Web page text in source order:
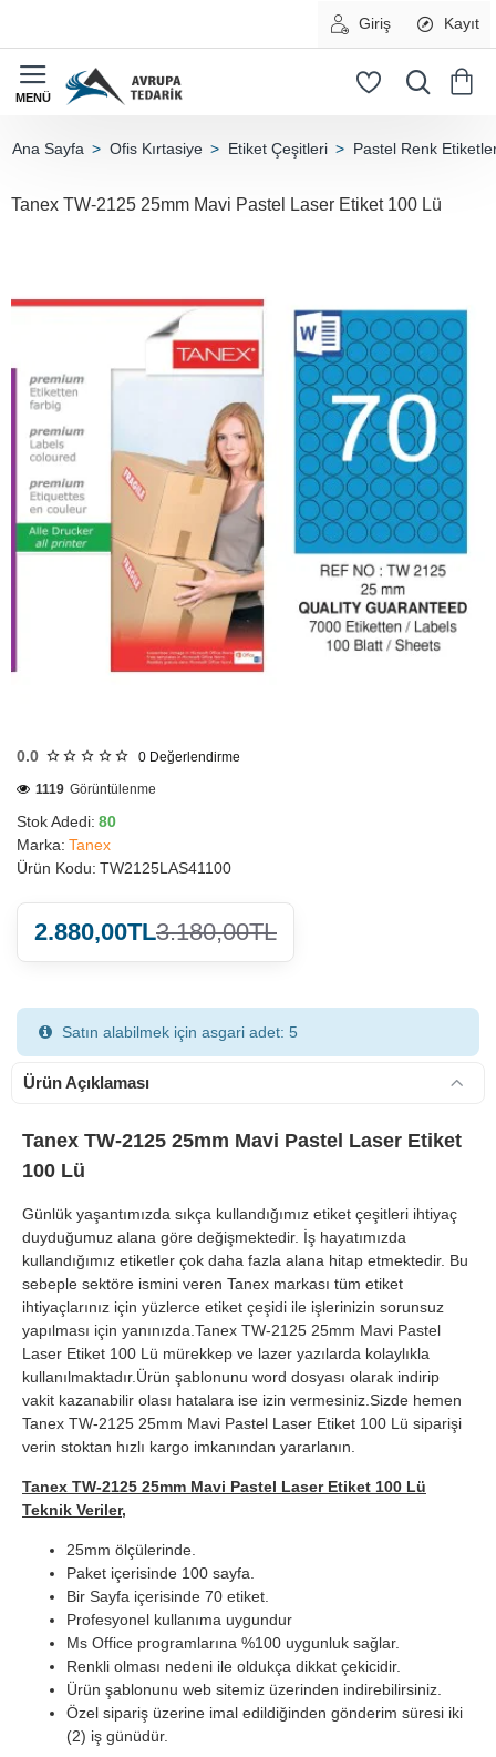
Giriş Kayıt
Ofis Kırtasiye Etiket Çeşitleri Pastel Renk
Tanex TW-2125 25mm Mavi Pastel Laser Etiket 100 Lü
900 TL Üzeri Kargo Ücretsiz
0.0 0 Değerlendirme
Stok Adedi: 80
Marka: Tanex
Ürün Kodu: TW2125LAS41100
1119 Görüntülenme
2.880,00TL3.180,00TL
Satın alabilmek için asgari adet: 5
Ürün Açıklaması
Tanex TW-2125 25mm Mavi Pastel Laser Etiket
100 Lü
Günlük yaşantımızda sıkça kullandığımız etiket çeşitleri ihtiyaç
duyduğumuz alana göre değişmektedir. İş hayatımızda
kullandığımız etiketler çok daha fazla alana hitap etmektedir. Bu
sebeple sektöre ismini veren Tanex markası tüm etiket
ihtiyaçlarınız için yüzlerce etiket çeşidi ile işlerinizin sorunsuz
yapılması için yanınızda.Tanex TW-2125 25mm Mavi Pastel
Laser Etiket 100 Lü mürekkep ve lazer yazılarda kolaylıkla
kullanılmaktadır.Ürün şablonunu word dosyası olarak indirip
vakit kazanabilir olası hatalara ise izin vermesiniz.Sizde hemen
Tanex TW-2125 25mm Mavi Pastel Laser Etiket 100 Lü siparişi
verin stoktan hızlı kargo imkanından yararlanın.
Tanex TW-2125 25mm Mavi Pastel Laser Etiket 100 Lü
Teknik Veriler,
25mm ölçülerinde.
Paket içerisinde 100 sayfa.
Bir Sayfa içerisinde 70 etiket.
Profesyonel kullanıma uygundur
Ms Office programlarına %100 uygunluk sağlar.
Renkli olması nedeni ile oldukça dikkat çekicidir.
Ürün şablonunu web sitemiz üzerinden indirebilirsiniz.
Özel sipariş üzerine imal edildiğinden gönderim süresi iki
(2) iş günüdür.